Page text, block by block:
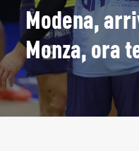
ACADEMY
STORE
Modena,
Monza, ora